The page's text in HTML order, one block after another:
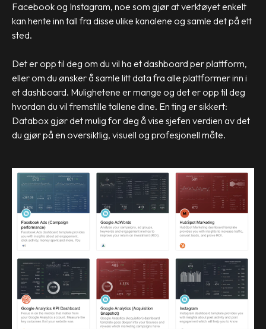
Facebook og Instagram, noe som gjør at verktøyet enkelt
kan hente inn tall fra disse ulike kanalene og samle det på ett
sted.
Det er opp til deg om du vil ha et dashboard per plattform,
eller om du ønsker å samle litt data fra alle plattformer inn i
et dashboard. Mulighetene er mange og det er opp til deg
hvordan du vil fremstille tallene dine. En ting er sikkert:
Databox gjør det mulig for deg å vise sjefen verdien av det
du gjør på en oversiktlig, visuell og profesjonell måte.